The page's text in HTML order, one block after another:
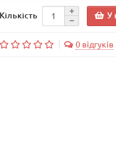
Кількість У
0 відгуків